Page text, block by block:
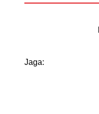
Jaga: